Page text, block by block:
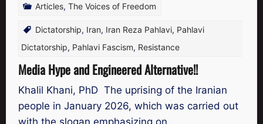
Articles, The Voices of Freedom
Dictatorship, Iran, Iran Reza Pahlavi, Pahlavi
Dictatorship, Pahlavi Fascism, Resistance
Media Hype and Engineered Alternative!!
Khalil Khani, PhD The uprising of the Iranian
people in January 2026, which was carried out
with the slogan emphasizing on,